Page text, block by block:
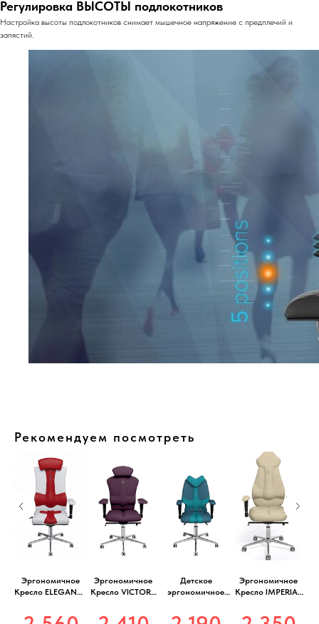
Регулировка ВЫСОТЫ подлокотников
Настройка высоты подлокотников снимает мышечное напряжение с предплечий и
запястий.
Рекомендуем посмотреть
Эргономичное
Кресло ELEGANCE
Эргономичное
Кресло VICTORY
Детское
эргономичное
Эргономичное
Кресло IMPERIAL